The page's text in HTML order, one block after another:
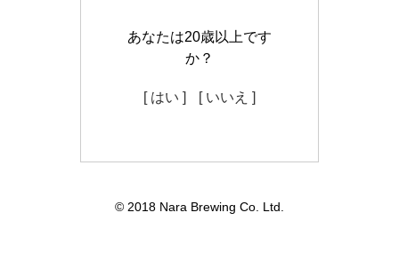
あなたは20歳以上です
か？
[ はい ] [ いいえ ]
© 2018 Nara Brewing Co. Ltd.